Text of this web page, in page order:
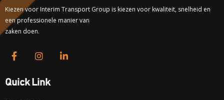
Kiezen voor Interim Transport Group is kiezen voor kwaliteit, snelheid en
een professionele manier van
zaken doen.
Quick Link